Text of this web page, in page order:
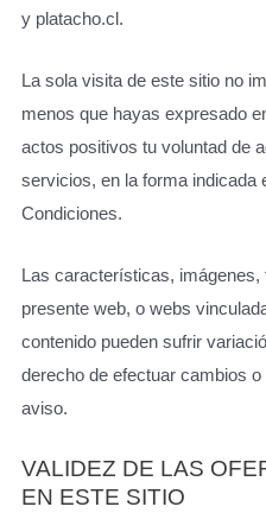
y platacho.cl.
La sola visita de este sitio no
menos que hayas expresado
actos positivos tu voluntad de
servicios, en la forma indicada
Condiciones.
Las características,
presente web, o webs
contenido pueden sufrir
derecho de efectuar cambios
aviso.
VALIDEZ DE LAS
EN ESTE SITIO